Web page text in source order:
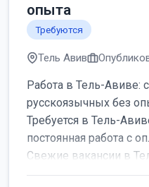
опыта
Требуются
Тель Авив
Работа в Тель-Авиве:
русскоязычных без
Требуется в Тель-
постоянная работа с
Свежие вакансии в
женщин от хозя...